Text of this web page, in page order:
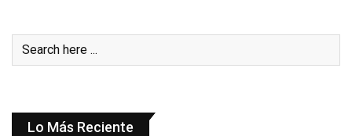
Lo Más Reciente